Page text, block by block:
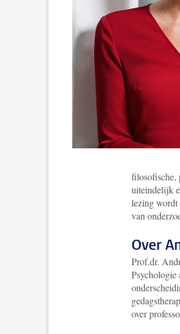
filosofische,
uiteindelijk
lezing wordt
van
Over
Prof.dr.
Psychologie
over